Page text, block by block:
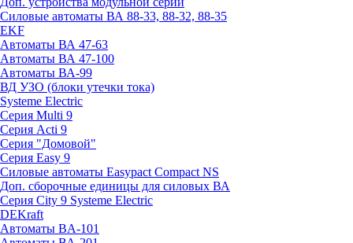
Силовые автоматы ВА 88-33, 88-32, 88-35
EKF
Автоматы ВА 47-63
Автоматы ВА 47-100
Автоматы ВА-99
ВД УЗО (блоки утечки тока)
Systeme Electric
Серия Multi 9
Серия Acti 9
Серия "Домовой"
Серия Easy 9
Силовые автоматы Easypact Compact NS
Доп. сборочные единицы для силовых ВА
Серия City 9 Systeme Electric
DEKraft
Автоматы BA-101